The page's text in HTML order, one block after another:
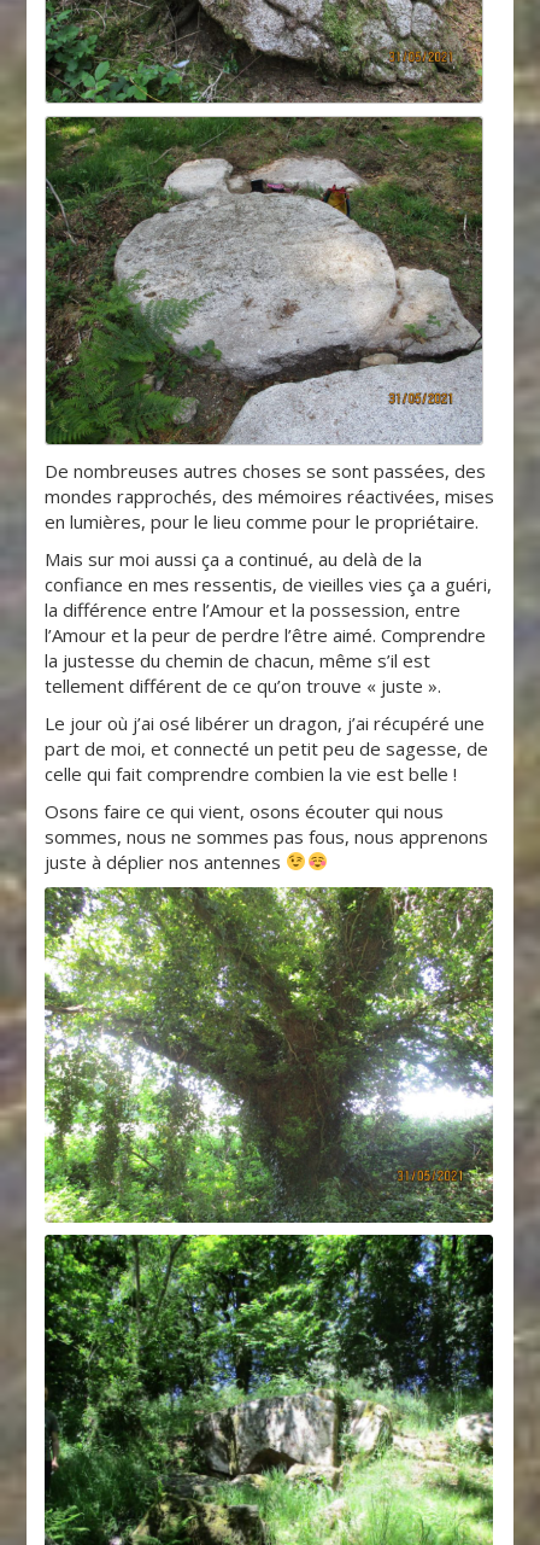
De nombreuses autres choses se sont passées, des
mondes rapprochés, des mémoires réactivées, mises
en lumières, pour le lieu comme pour le propriétaire.
Mais sur moi aussi ça a continué, au delà de la
confiance en mes ressentis, de vieilles vies ça a guéri,
la différence entre l’Amour et la possession, entre
l’Amour et la peur de perdre l’être aimé. Comprendre
la justesse du chemin de chacun, même s’il est
tellement différent de ce qu’on trouve « juste ».
Le jour où j’ai osé libérer un dragon, j’ai récupéré une
part de moi, et connecté un petit peu de sagesse, de
celle qui fait comprendre combien la vie est belle !
Osons faire ce qui vient, osons écouter qui nous
sommes, nous ne sommes pas fous, nous apprenons
juste à déplier nos antennes